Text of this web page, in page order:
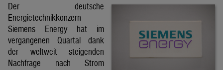
Der deutsche
Energietechnikkonzern
Siemens Energy hat im
vergangenen Quartal dank
der weltweit steigenden
Nachfrage nach Strom